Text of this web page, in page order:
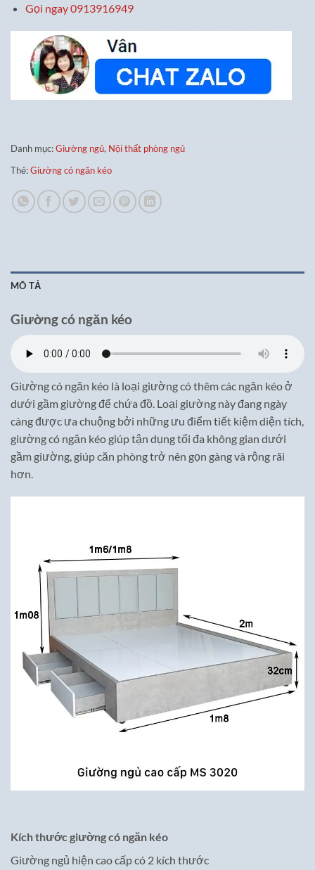
Gọi ngay 0913916949
Danh mục:Giường ngủ, Nội thất phòng ngủ
Thẻ:Giường có ngăn kéo
MÔ TẢ
Giường có ngăn kéo
Giường có ngăn kéo là loại giường có thêm các ngăn kéo ở
dưới gầm giường để chứa đồ. Loại giường này đang ngày
càng được ưa chuộng bởi những ưu điểm tiết kiệm diện tích,
giường có ngăn kéo giúp tận dụng tối đa không gian dưới
gầm giường, giúp căn phòng trở nên gọn gàng và rộng rãi
hơn.
Kích thước giường có ngăn kéo
Giường ngủ hiện cao cấp có 2 kích thước